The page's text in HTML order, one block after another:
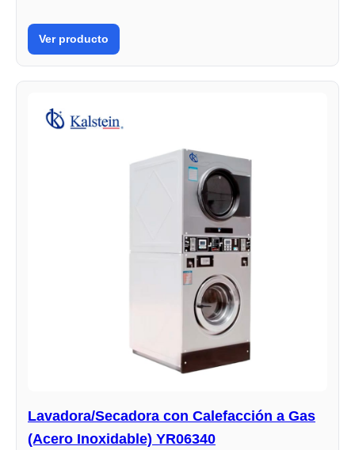
Ver producto
Lavadora/Secadora con Calefacción a Gas
(Acero Inoxidable) YR06340